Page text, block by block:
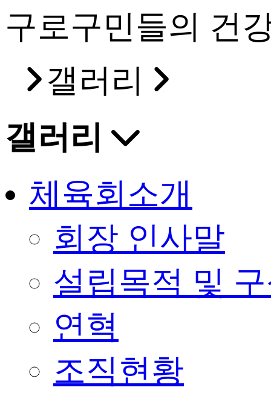
구로구민들의 건
갤러리
갤러리
체육회소개
회장 인사말
설립목적 및
연혁
조직현황